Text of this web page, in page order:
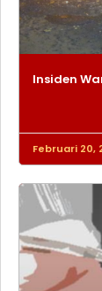
Insiden
Februari 20,